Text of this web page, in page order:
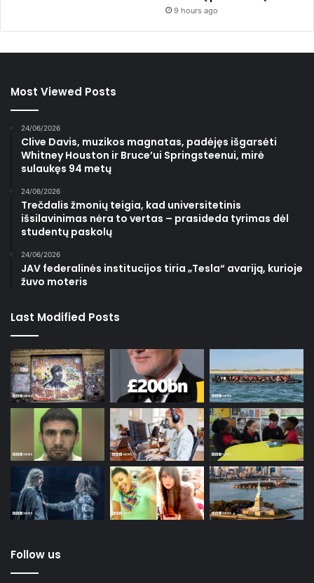
9 hours ago
Most Viewed Posts
24/06/2026
Clive Davis, muzikos magnatas, padėjęs išgarsėti
Whitney Houston ir Bruce’ui Springsteenui, mirė
sulaukęs 94 metų
24/06/2026
Trečdalis žmonių teigia, kad universitetinis
išsilavinimas nėra to vertas – prasideda tyrimas dėl
studentų paskolų
24/06/2026
JAV federalinės institucijos tiria „Tesla“ avariją, kurioje
žuvo moteris
Last Modified Posts
Follow us